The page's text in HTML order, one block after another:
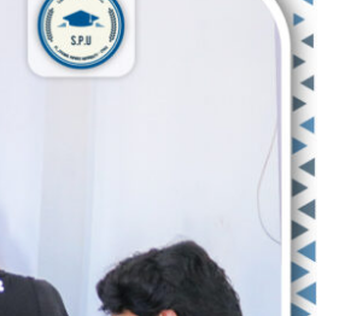
لرئيس
جامعة
الشمال
الخاصة
الدكتور
نضال
الخطيب
في
آخر
أيام
الامتحانات